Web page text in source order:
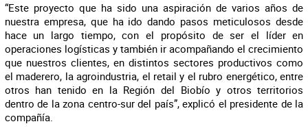
“Este proyecto que ha sido una aspiración de varios años de
nuestra empresa, que ha ido dando pasos meticulosos desde
hace un largo tiempo, con el propósito de ser el líder en
operaciones logísticas y también ir acompañando el crecimiento
que nuestros clientes, en distintos sectores productivos como
el maderero, la agroindustria, el retail y el rubro energético, entre
otros han tenido en la Región del Biobío y otros territorios
dentro de la zona centro-sur del país”, explicó el presidente de la
compañía.